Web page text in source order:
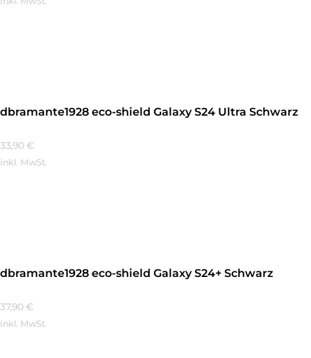
dbramante1928 eco-shield Galaxy S24 Ultra Schwarz
33,90 €
inkl. MwSt.
dbramante1928 eco-shield Galaxy S24+ Schwarz
37,90 €
inkl. MwSt.